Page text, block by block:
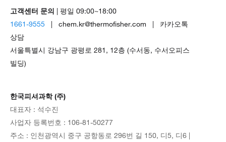
고객센터 문의 | 평일 09:00~18:00
1661-9555 | chem.kr@thermofisher.com | 카카오톡
상담
서울특별시 강남구 광평로 281, 12층 (수서동, 수서오피스
빌딩)
한국피셔과학 (주)
대표자 : 석수진
사업자 등록번호 : 106-81-50277
주소 : 인천광역시 중구 공항동로 296번 길 150, 디5, 디6 |